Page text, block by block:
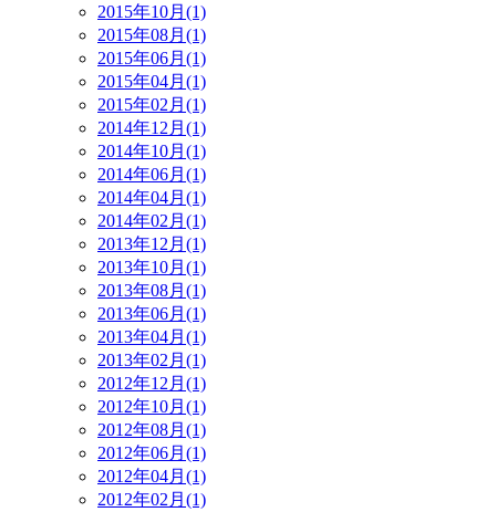
2015年10月(1)
2015年08月(1)
2015年06月(1)
2015年04月(1)
2015年02月(1)
2014年12月(1)
2014年10月(1)
2014年06月(1)
2014年04月(1)
2014年02月(1)
2013年12月(1)
2013年10月(1)
2013年08月(1)
2013年06月(1)
2013年04月(1)
2013年02月(1)
2012年12月(1)
2012年10月(1)
2012年08月(1)
2012年06月(1)
2012年04月(1)
2012年02月(1)